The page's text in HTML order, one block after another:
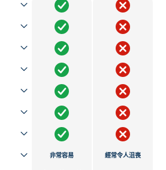
非常容易 經常令人沮喪